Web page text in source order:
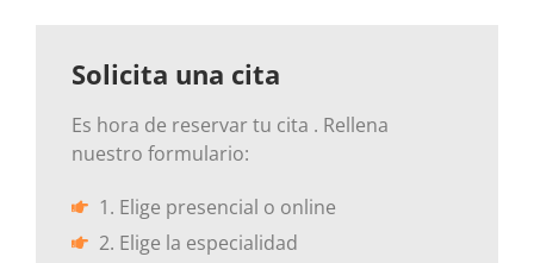
Solicita una cita
Es hora de reservar tu cita . Rellena
nuestro formulario:
1. Elige presencial o online
2. Elige la especialidad